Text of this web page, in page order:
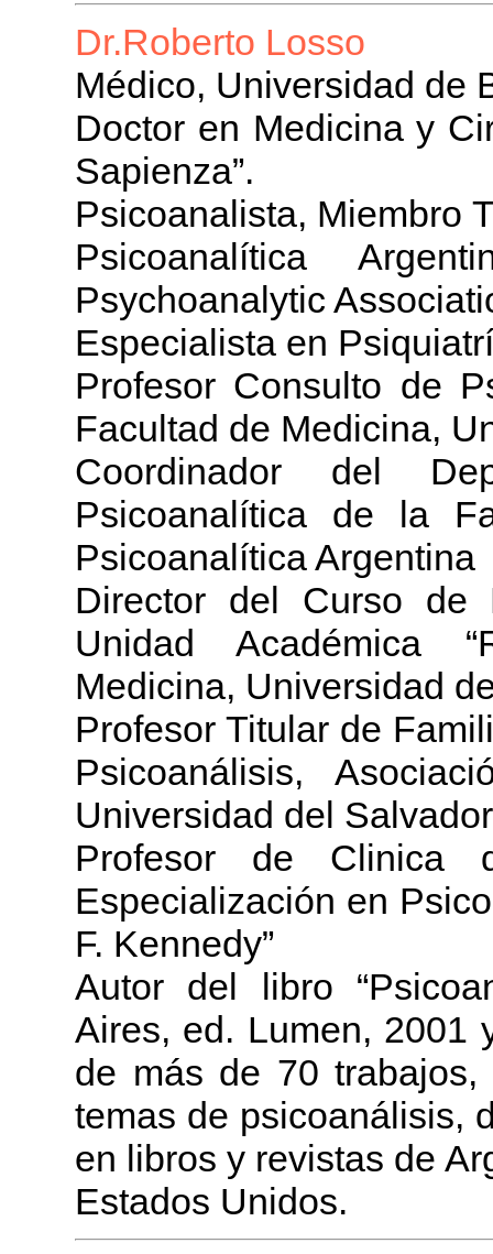
Dr.Roberto Losso
Médico, Universidad de
Doctor en Medicina y
Sapienza”.
Psicoanalista, Miembro
Psicoanalítica
Psychoanalytic
Especialista en
Profesor Consulto de
Facultad de Medicina,
Coordinador del
Psicoanalítica de la
Psicoanalítica Argentina
Director del Curso de
Unidad Académica
Medicina, Universidad
Profesor Titular de
Psicoanálisis,
Universidad del
Profesor de
Especialización en
F. Kennedy”
Autor del libro
Aires, ed. Lumen, 2001
de más de 70
temas de psicoanálisis,
en libros y revistas de
Estados Unidos.